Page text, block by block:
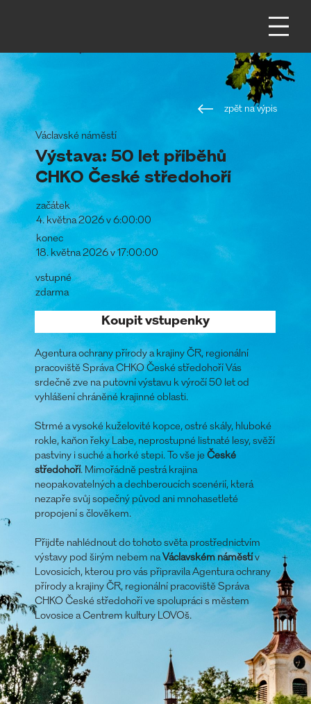
zpět na výpis
Václavské náměstí
Výstava: 50 let příběhů
CHKO České středohoří
začátek
4. května 2026 v 6:00:00
konec
18. května 2026 v 17:00:00
vstupné
zdarma
Koupit vstupenky
Agentura ochrany přírody a krajiny ČR, regionální
pracoviště Správa CHKO České středohoří Vás
srdečně zve na putovní výstavu k výročí 50 let od
vyhlášení chráněné krajinné oblasti.
Strmé a vysoké kuželovité kopce, ostré skály, hluboké
rokle, kaňon řeky Labe, neprostupné listnaté lesy, svěží
pastviny i suché a horké stepi. To vše jeČeské
středohoří. Mimořádně pestrá krajina
neopakovatelných a dechberoucích scenérií, která
nezapře svůj sopečný původ ani mnohasetleté
propojení s člověkem.
Přijdťe nahlédnout do tohoto světa prostřednictvím
výstavy pod širým nebem na Václavském náměstív
Lovosicích, kterou pro vás připravila Agentura ochrany
přírody a krajiny ČR, regionální pracoviště Správa
CHKO České středohoří ve spolupráci s městem
Lovosice a Centrem kultury LOVOš.